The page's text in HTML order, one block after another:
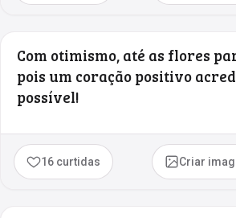
Com otimismo, até as flores
pois um coração positivo
possível!
16 curtidas Criar